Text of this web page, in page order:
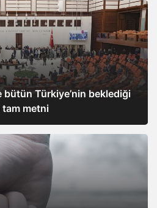
Türkiye’nin beklediği
metni